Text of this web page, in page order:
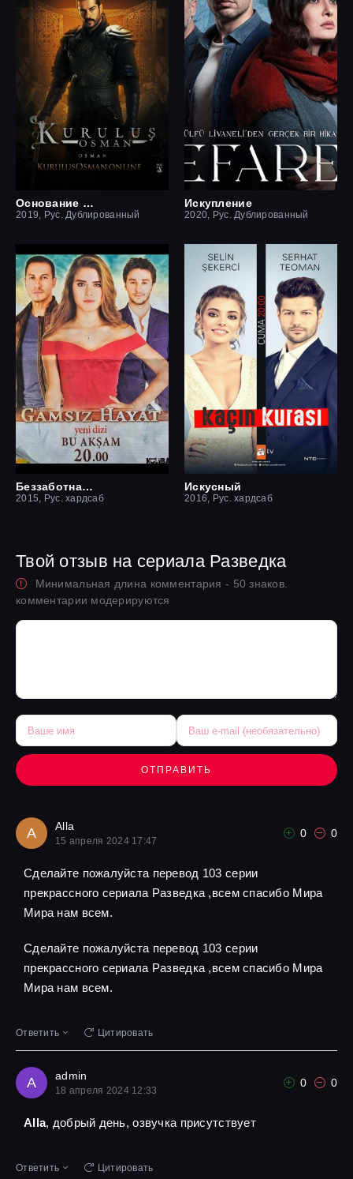
Основание Осман
2019, Рус. Дублированный
Искупление
2020, Рус. Дублированный
Беззаботная жизнь
2015, Рус. хардсаб
Искусный
2016, Рус. хардсаб
Твой отзыв на сериала Разведка
Минимальная длина комментария - 50 знаков.
комментарии модерируются
ОТПРАВИТЬ
A Alla
15 апреля 2024 17:47
0 0
Сделайте пожалуйста перевод 103 серии
прекрассного сериала Разведка ,всем спасибо Мира
Мира нам всем.
Сделайте пожалуйста перевод 103 серии
прекрассного сериала Разведка ,всем спасибо Мира
Мира нам всем.
Ответить Цитировать
A admin
18 апреля 2024 12:33
0 0
Alla, добрый день, озвучка присутствует
Ответить Цитировать